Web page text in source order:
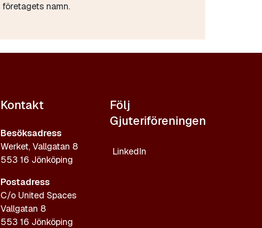
företagets namn.
Kontakt
Besöksadress
Werket, Vallgatan 8
553 16 Jönköping
Postadress
C/o United Spaces
Vallgatan 8
553 16 Jönköping
Följ
Gjuteriföreningen
LinkedIn